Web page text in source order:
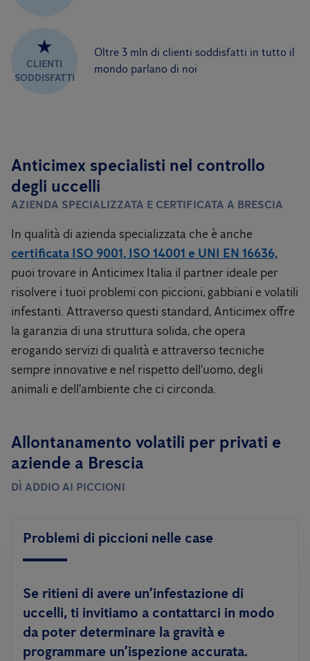
★
CLIENTI
SODDISFATTI
Oltre 3 mln di clienti soddisfatti in tutto il
mondo parlano di noi
Anticimex specialisti nel controllo
degli uccelli
AZIENDA SPECIALIZZATA E CERTIFICATA A BRESCIA
In qualità di azienda specializzata che è anche
certificata ISO 9001, ISO 14001 e UNI EN 16636,
puoi trovare in Anticimex Italia il partner ideale per
risolvere i tuoi problemi con piccioni, gabbiani e volatili
infestanti. Attraverso questi standard, Anticimex offre
la garanzia di una struttura solida, che opera
erogando servizi di qualità e attraverso tecniche
sempre innovative e nel rispetto dell'uomo, degli
animali e dell'ambiente che ci circonda.
Allontanamento volatili per privati ​​e
aziende a Brescia
DÌ ADDIO AI PICCIONI
Problemi di piccioni nelle case
Se ritieni di avere un’infestazione di
uccelli, ti invitiamo a contattarci in modo
da poter determinare la gravità e
programmare un’ispezione accurata.